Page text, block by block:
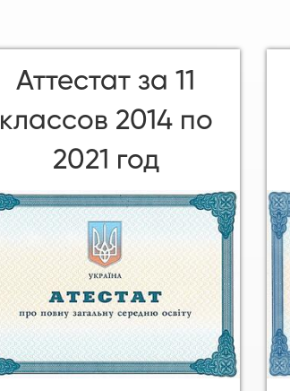
Аттестат за 11
классов 2014 по
2021 год